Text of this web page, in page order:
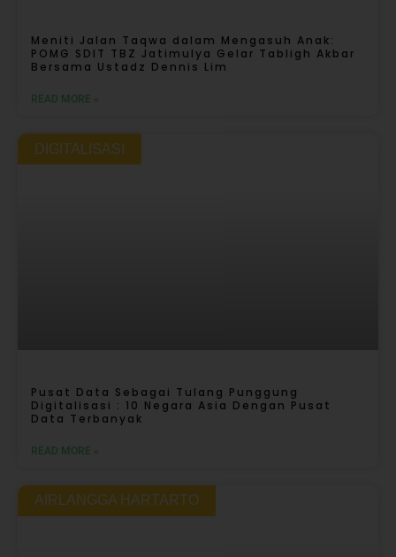
Meniti Jalan Taqwa dalam Mengasuh Anak:
POMG SDIT TBZ Jatimulya Gelar Tabligh Akbar
Bersama Ustadz Dennis Lim
READ MORE »
DIGITALISASI
Pusat Data Sebagai Tulang Punggung
Digitalisasi : 10 Negara Asia Dengan Pusat
Data Terbanyak
READ MORE »
AIRLANGGA HARTARTO